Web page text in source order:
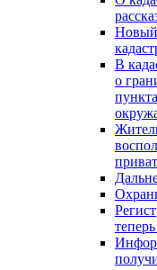
Новый
В
о